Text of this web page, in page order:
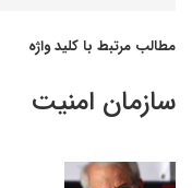
مطالب مرتبط با کلید واژه
سازمان امنیت